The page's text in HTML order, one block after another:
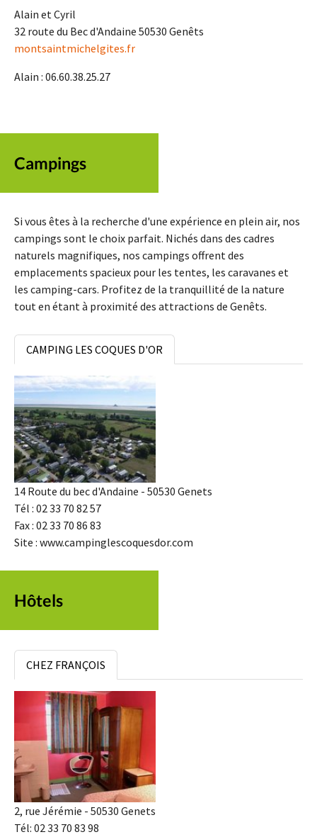
Alain et Cyril
32 route du Bec d'Andaine 50530 Genêts
montsaintmichelgites.fr
Alain : 06.60.38.25.27
Campings
Si vous êtes à la recherche d'une expérience en plein air, nos
campings sont le choix parfait. Nichés dans des cadres
naturels magnifiques, nos campings offrent des
emplacements spacieux pour les tentes, les caravanes et
les camping-cars. Profitez de la tranquillité de la nature
tout en étant à proximité des attractions de Genêts.
CAMPING LES COQUES D'OR
14 Route du bec d'Andaine - 50530 Genets
Tél : 02 33 70 82 57
Fax : 02 33 70 86 83
Site : www.campinglescoquesdor.com
Hôtels
CHEZ FRANÇOIS
2, rue Jérémie - 50530 Genets
Tél: 02 33 70 83 98